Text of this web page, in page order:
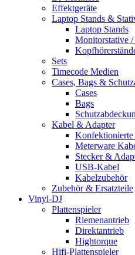
Effektgeräte
Laptop Stands &
Laptop Stands
Monitorstative
Sets
Timecode Medien
Cases, Bags &
Cases
Bags
Kabel & Adapter
Konfektionierte
Meterware
Stecker &
USB-Kabel
Kabelzubehör
Zubehör & Ersatzteile
Vinyl-DJ
Plattenspieler
Riemenantrieb
Direktantrieb
Hightorque
Hifi-Plattenspieler